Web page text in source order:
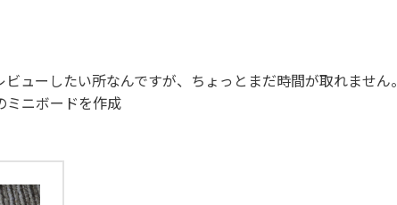
ューしたい所なんですが、ちょっとまだ時間が取れません。
ミニボードを作成